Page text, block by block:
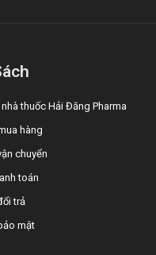
thuốc Hải Đăng Pharma
hàng
chuyển
toán
trả
mật